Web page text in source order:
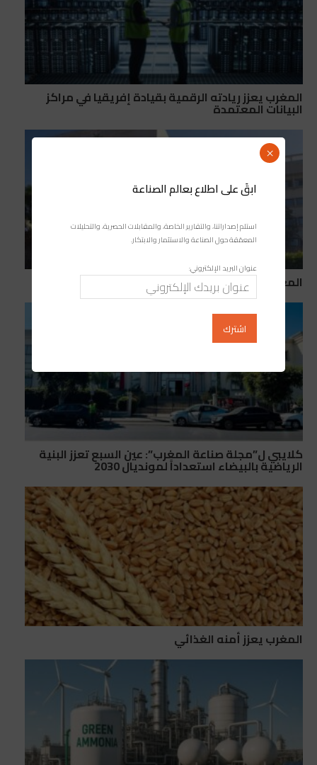
المغرب يعزز ريادته الرقمية بقيادة إفريقيا في مراكز
البيانات المعتمدة
المغرب يراهن على القوة الضريبية لدعم تنميته
كلايبي ل”مجلة صناعة المغرب”: عين السبع تعزز البنية
الرياضية بالبيضاء استعداداً لمونديال 2030
المغرب يعزز أمنه الغذائي
ابقَ على اطلاع بعالم الصناعة
استلم إصداراتنا، والتقارير الخاصة، والمقابلات الحصرية، والتحليلات
المعمّقة حول الصناعة والاستثمار والابتكار.
عنوان البريد الإلكتروني:
×